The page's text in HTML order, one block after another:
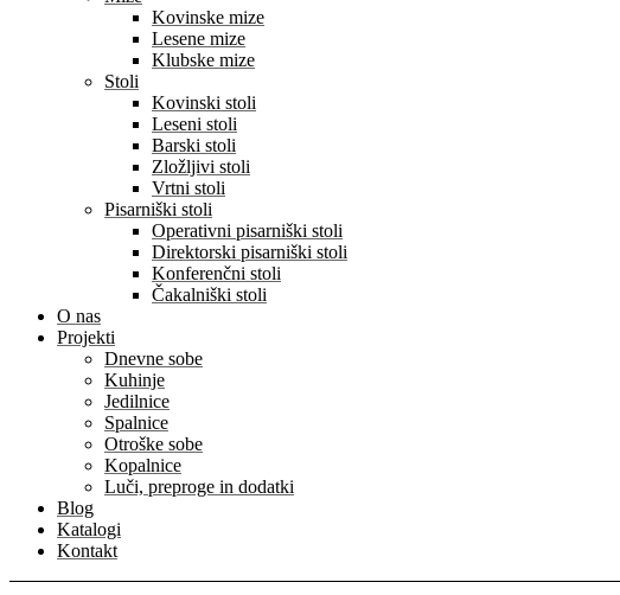
Kovinske mize
Lesene mize
Klubske mize
Stoli
Kovinski stoli
Leseni stoli
Barski stoli
Zložljivi stoli
Vrtni stoli
Pisarniški stoli
Operativni pisarniški stoli
Direktorski pisarniški stoli
Konferenčni stoli
Čakalniški stoli
O nas
Projekti
Dnevne sobe
Kuhinje
Jedilnice
Spalnice
Otroške sobe
Kopalnice
Luči, preproge in dodatki
Blog
Katalogi
Kontakt